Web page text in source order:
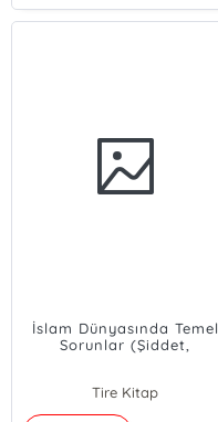
İslam Dünyasında Temel
Sorunlar (Şiddet,
Tire Kitap